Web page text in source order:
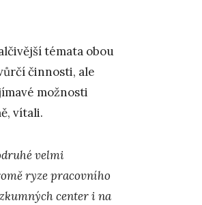
témata obou
činnosti, ale
možnosti
vítali.
velmi
ryze pracovního
center i na